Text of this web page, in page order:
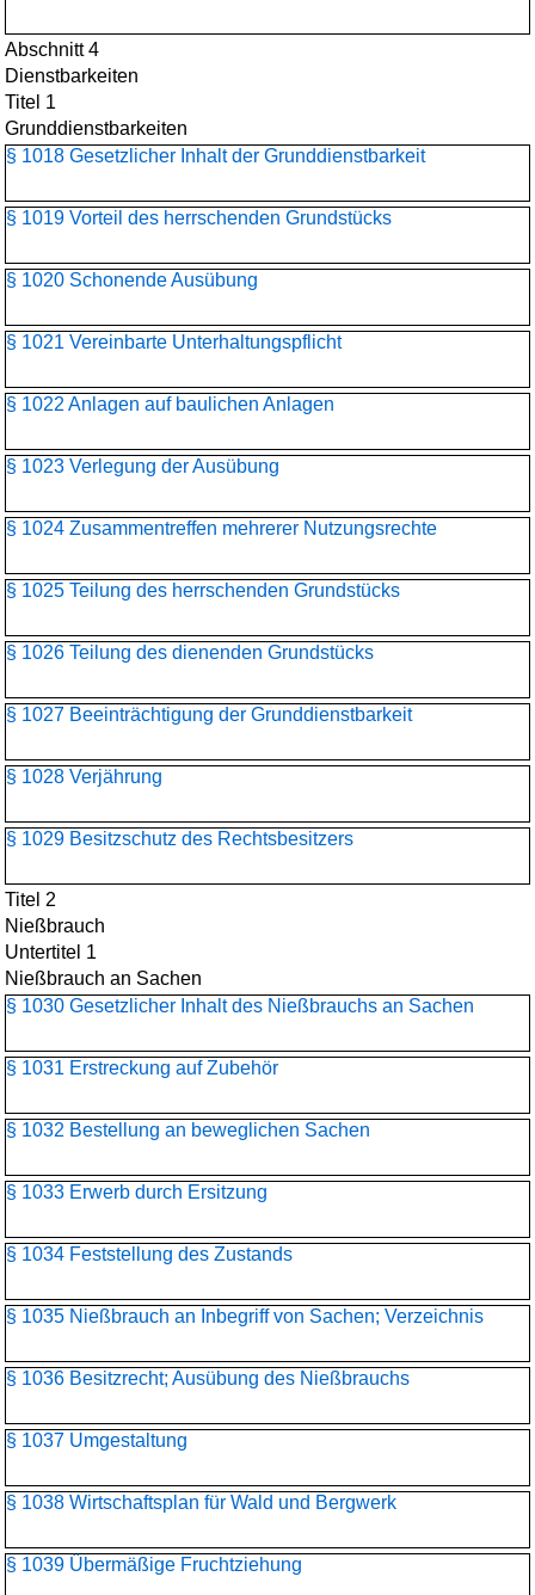
Abschnitt 4
Dienstbarkeiten
Titel 1
Grunddienstbarkeiten
§ 1018 Gesetzlicher Inhalt der Grunddienstbarkeit
§ 1019 Vorteil des herrschenden Grundstücks
§ 1020 Schonende Ausübung
§ 1021 Vereinbarte Unterhaltungspflicht
§ 1022 Anlagen auf baulichen Anlagen
§ 1023 Verlegung der Ausübung
§ 1024 Zusammentreffen mehrerer Nutzungsrechte
§ 1025 Teilung des herrschenden Grundstücks
§ 1026 Teilung des dienenden Grundstücks
§ 1027 Beeinträchtigung der Grunddienstbarkeit
§ 1028 Verjährung
§ 1029 Besitzschutz des Rechtsbesitzers
Titel 2
Nießbrauch
Untertitel 1
Nießbrauch an Sachen
§ 1030 Gesetzlicher Inhalt des Nießbrauchs an Sachen
§ 1031 Erstreckung auf Zubehör
§ 1032 Bestellung an beweglichen Sachen
§ 1033 Erwerb durch Ersitzung
§ 1034 Feststellung des Zustands
§ 1035 Nießbrauch an Inbegriff von Sachen; Verzeichnis
§ 1036 Besitzrecht; Ausübung des Nießbrauchs
§ 1037 Umgestaltung
§ 1038 Wirtschaftsplan für Wald und Bergwerk
§ 1039 Übermäßige Fruchtziehung